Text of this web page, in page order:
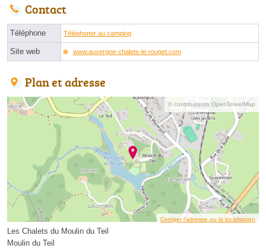
Contact
Téléphone Téléphoner au camping
Site web www.auvergne-chalets-le-rouget.com
Plan et adresse
© contributeurs OpenStreetMap
Corriger l’adresse ou la localisation
Les Chalets du Moulin du Teil
Moulin du Teil